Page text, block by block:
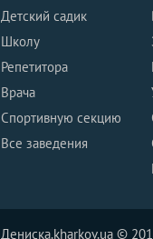
Детский садик
Школу
Репетитора
Врача
Спортивную секцию
Все заведения
Дениска.kharkov.ua ©